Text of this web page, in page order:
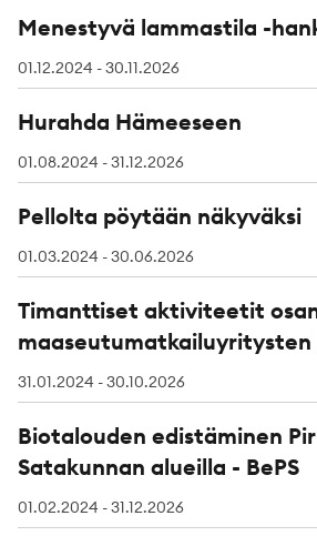
Menestyvä lammastila -
01.12.2024 - 30.11.2026
Hurahda Hämeeseen
01.08.2024 - 31.12.2026
Pellolta pöytään näkyväksi
01.03.2024 - 30.06.2026
Timanttiset aktiviteetit
maaseutumatkailuyritysten
31.01.2024 - 30.10.2026
Biotalouden edistäminen
Satakunnan alueilla - BePS
01.02.2024 - 31.12.2026